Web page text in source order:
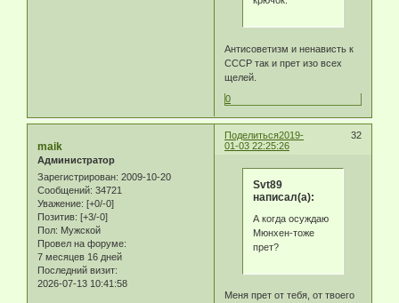
Антисоветизм и ненависть к
СССР так и прет изо всех
щелей.
0
Поделиться 32
2019-
01-03 22:25:26
maik
Администратор
Зарегистрирован: 2009-10-20
Сообщений: 34721
Уважение: [+0/-0]
Позитив: [+3/-0]
Пол: Мужской
Провел на форуме:
7 месяцев 16 дней
Последний визит:
2026-07-13 10:41:58
Svt89
написал(а):
А когда осуждаю
Мюнхен-тоже
прет?
Меня прет от тебя, от твоего